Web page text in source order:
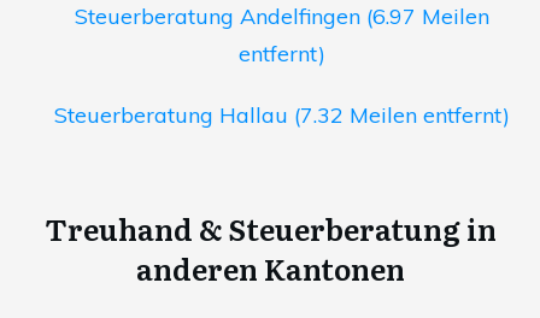
Steuerberatung Andelfingen (6.97 Meilen
entfernt)
Steuerberatung Hallau (7.32 Meilen entfernt)
Treuhand & Steuerberatung in
anderen Kantonen